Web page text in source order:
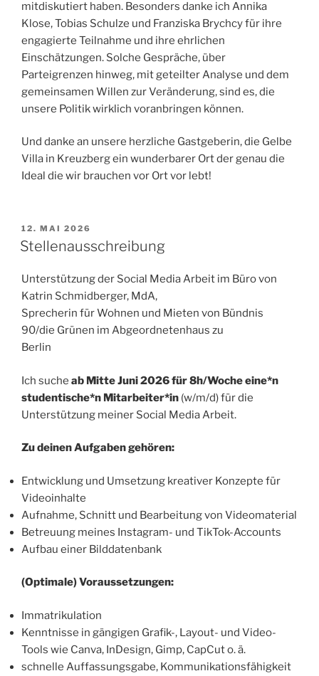
mitdiskutiert haben. Besonders danke ich Annika
Klose, Tobias Schulze und Franziska Brychcy für ihre
engagierte Teilnahme und ihre ehrlichen
Einschätzungen. Solche Gespräche, über
Parteigrenzen hinweg, mit geteilter Analyse und dem
gemeinsamen Willen zur Veränderung, sind es, die
unsere Politik wirklich voranbringen können.
Und danke an unsere herzliche Gastgeberin, die Gelbe
Villa in Kreuzberg ein wunderbarer Ort der genau die
Ideal die wir brauchen vor Ort vor lebt!
VERÖFFENTLICHT
AM
12. MAI 2026
Stellenausschreibung
Unterstützung der Social Media Arbeit im Büro von
Katrin Schmidberger, MdA,
Sprecherin für Wohnen und Mieten von Bündnis
90/die Grünen im Abgeordnetenhaus zu
Berlin
Ich suche ab Mitte Juni 2026 für 8h/Wocheeine*n
studentische*n Mitarbeiter*in (w/m/d) für die
Unterstützung meiner Social Media Arbeit.
Zu deinen Aufgaben gehören:
Entwicklung und Umsetzung kreativer Konzepte für
Videoinhalte
Aufnahme, Schnitt und Bearbeitung von Videomaterial
Betreuung meines Instagram- und TikTok-Accounts
Aufbau einer Bilddatenbank
(Optimale) Voraussetzungen:
Immatrikulation
Kenntnisse in gängigen Grafik-, Layout- und Video-
Tools wie Canva, InDesign, Gimp, CapCut o. ä.
schnelle Auffassungsgabe, Kommunikationsfähigkeit